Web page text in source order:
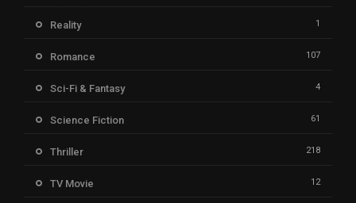
Reality 1
Romance 107
Sci-Fi & Fantasy 4
Science Fiction 61
Thriller 218
TV Movie 12